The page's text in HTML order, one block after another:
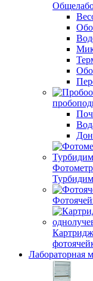
Лабораторная